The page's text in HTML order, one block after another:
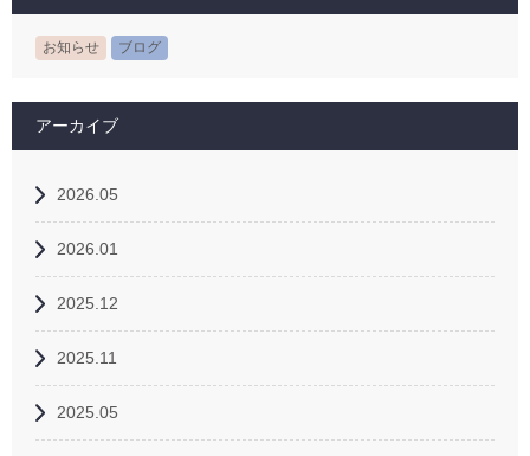
お知らせ ブログ
アーカイブ
2026.05
2026.01
2025.12
2025.11
2025.05